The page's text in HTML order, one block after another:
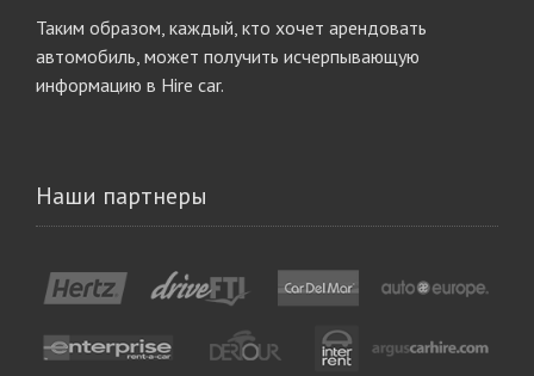
Таким образом, каждый, кто хочет арендовать
автомобиль, может получить исчерпывающую
информацию в Hire car.
Наши партнеры